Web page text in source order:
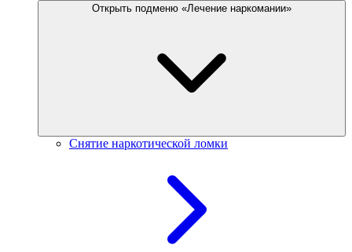
Открыть подменю «Лечение наркомании»
Снятие наркотической ломки